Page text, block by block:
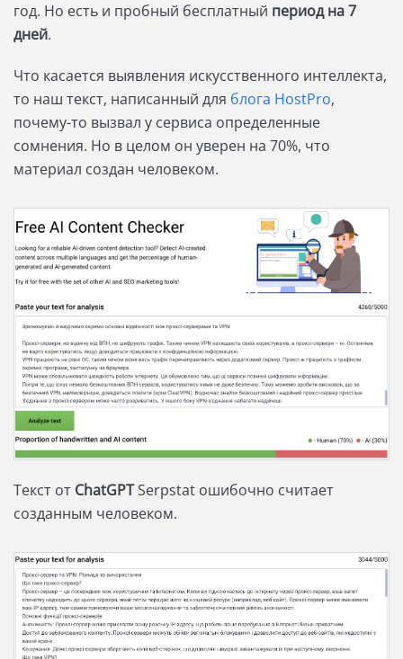
год. Но есть и пробный бесплатный период на 7
дней.
Что касается выявления искусственного интеллекта,
то наш текст, написанный для блога HostPro,
почему-то вызвал у сервиса определенные
сомнения. Но в целом он уверен на 70%, что
материал создан человеком.
Текст от ChatGPTSerpstat ошибочно считает
созданным человеком.